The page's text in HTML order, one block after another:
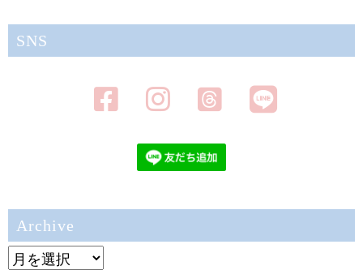
SNS
Archive
Archive